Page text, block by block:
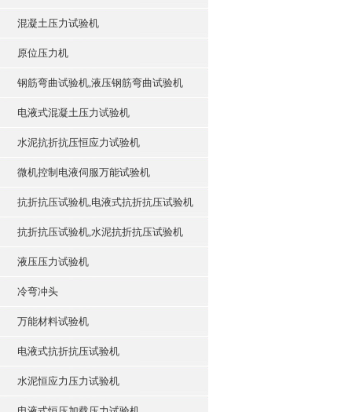
混凝土压力试验机
原位压力机
钢筋弯曲试验机,液压钢筋弯曲试验机
电液式混凝土压力试验机
水泥抗折抗压恒应力试验机
微机控制电液伺服万能试验机
抗折抗压试验机,电液式抗折抗压试验机
抗折抗压试验机,水泥抗折抗压试验机
液压压力试验机
冷弯冲头
万能材料试验机
电液式抗折抗压试验机
水泥恒应力压力试验机